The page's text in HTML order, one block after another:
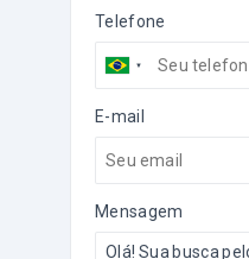
Telefone
E-mail
Mensagem